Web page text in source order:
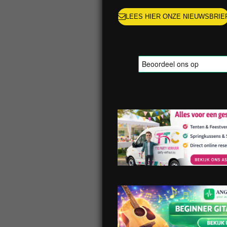
LEES HIER ONZE